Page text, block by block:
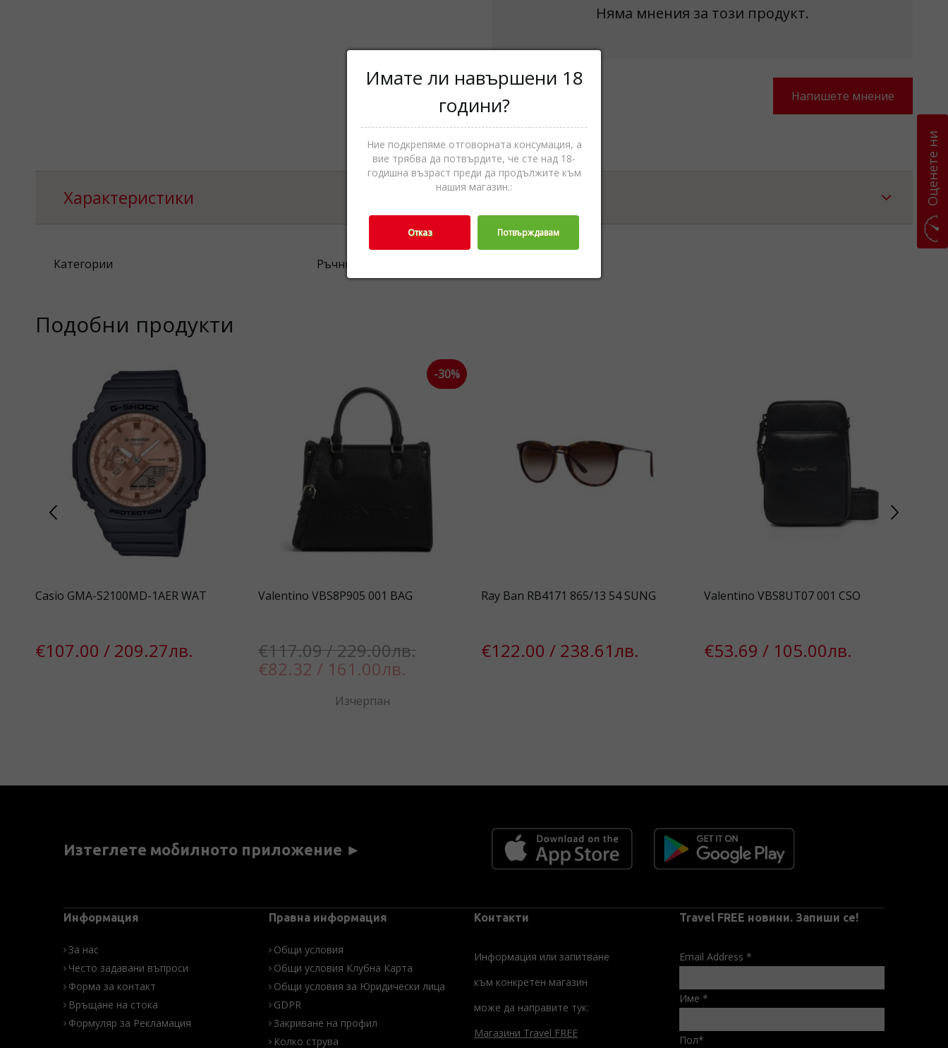
Няма мнения за този продукт.
Напишете мнение
Характеристики
Категории Ръчни чанти,Дамски чанти,Чанти,Аксесоари
Подобни продукти
Casio GMA-S2100MD-1AER WAT
€107.00 / 209.27лв.
Valentino VBS8P905 001 BAG
€117.09 / 229.00лв.
€82.32 / 161.00лв.
Изчерпан
-30%
Ray Ban RB4171 865/13 54 SUNG
€122.00 / 238.61лв.
Valentino VBS8UT07 001 CSO
€53.69 / 105.00лв.
Изтеглете мобилното приложение ►
Информация
За нас
Често задавани въпроси
Форма за контакт
Връщане на стока
Формуляр за Рекламация
Правна информация
Общи условия
Общи условия Клубна Карта
Общи условия за Юридически лица
GDPR
Закриване на профил
Колко струва
Контакти
Информация или запитване
към конкретен магазин
може да направите тук:
Магазини Travel FREE
Travel FREE новини. Запиши се!
Email Address *
Име *
Пол*
Оценете ни
Имате ли навършени 18
години?
Ние подкрепяме отговорната консумация, а
вие трябва да потвърдите, че сте над 18-
годишна възраст преди да продължите към
нашия магазин.:
Отказ Потвърждавам